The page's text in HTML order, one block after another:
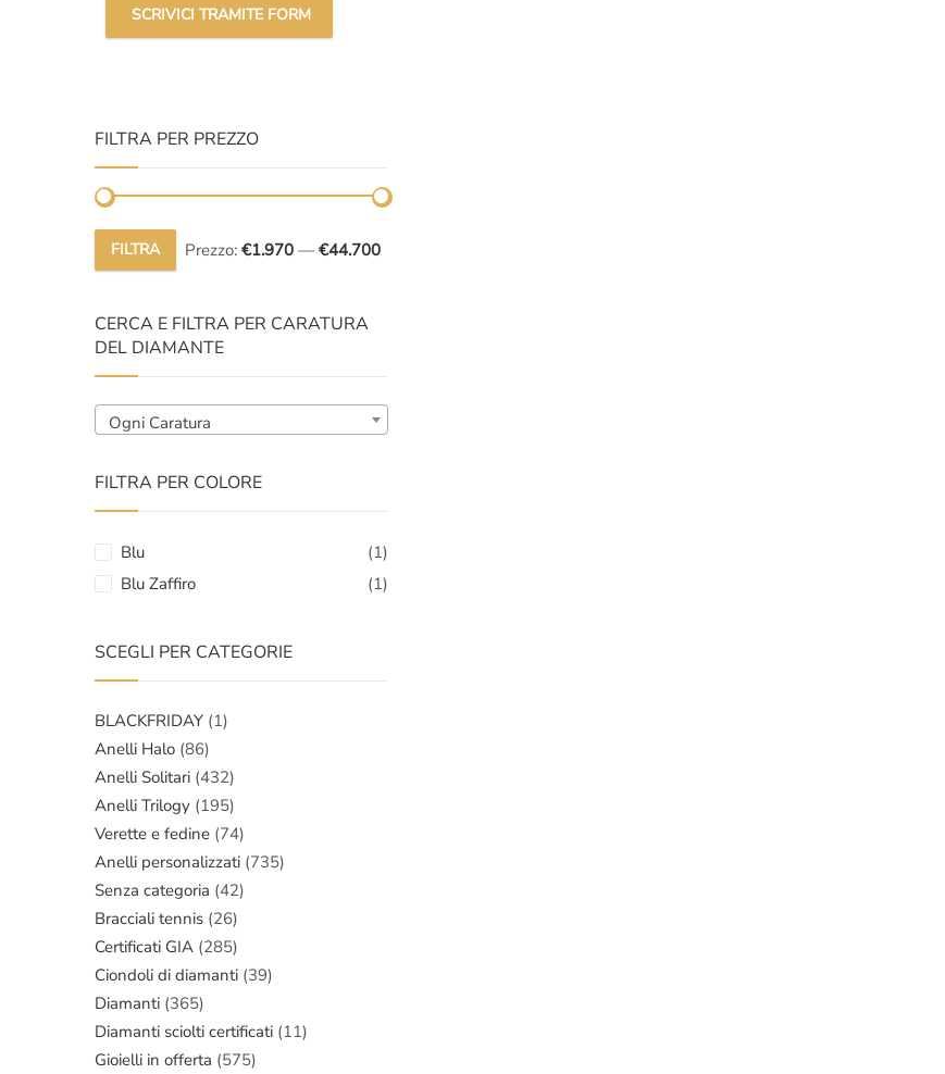
SCRIVICI TRAMITE FORM
FILTRA PER PREZZO
Prezzo
Prezzo
FILTRA Prezzo: €1.970— €44.700
CERCA E FILTRA PER CARATURA
DEL DIAMANTE
Ogni Caratura
FILTRA PER COLORE
Blu
(1)
Blu Zaffiro
(1)
SCEGLI PER CATEGORIE
BLACKFRIDAY (1)
Anelli Halo (86)
Anelli Solitari (432)
Anelli Trilogy (195)
Verette e fedine (74)
Anelli personalizzati (735)
Senza categoria (42)
Bracciali tennis (26)
Certificati GIA (285)
Ciondoli di diamanti (39)
Diamanti (365)
Diamanti sciolti certificati (11)
Gioielli in offerta (575)